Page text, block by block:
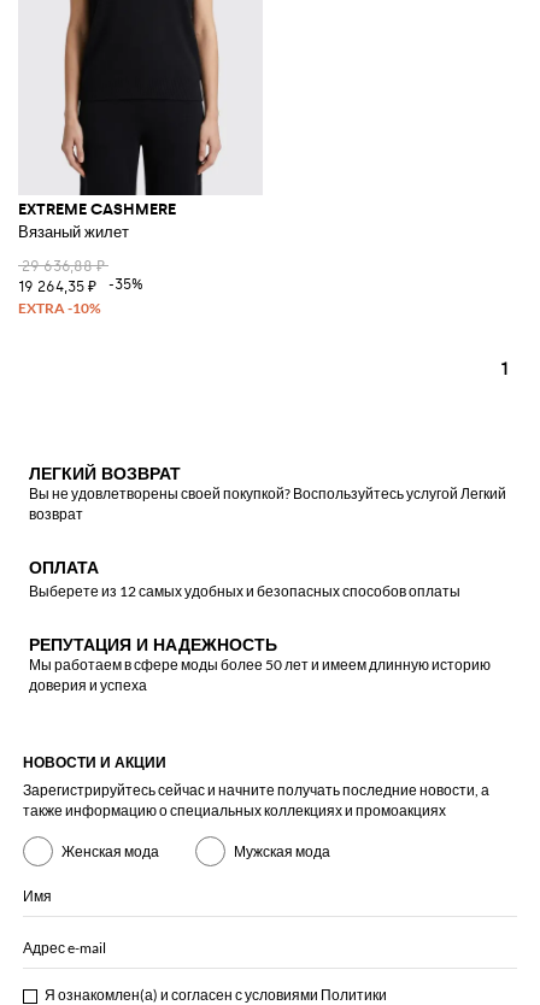
EXTREME CASHMERE
Вязаный жилет
29 636,88 ₽
19 264,35 ₽
-35%
1
ЛЕГКИЙ ВОЗВРАТ
Вы не удовлетворены своей покупкой? Воспользуйтесь услугой Легкий
возврат
ОПЛАТА
Выберете из 12 самых удобных и безопасных способов оплаты
РЕПУТАЦИЯ И НАДЕЖНОСТЬ
Мы работаем в сфере моды более 50 лет и имеем длинную историю
доверия и успеха
НОВОСТИ И АКЦИИ
Зарегистрируйтесь сейчас и начните получать последние новости, а
также информацию о специальных коллекциях и промоакциях
Женская мода Мужская мода
Имя
Адрес e-mail
Я ознакомлен(а) и согласен с условиями Политики